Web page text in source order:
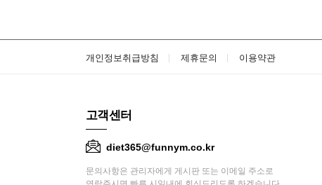
개인정보취급방침 제휴문의 이용약관
고객센터
diet365@funnym.co.kr
문의사항은 관리자에게 게시판 또는 이메일 주소로